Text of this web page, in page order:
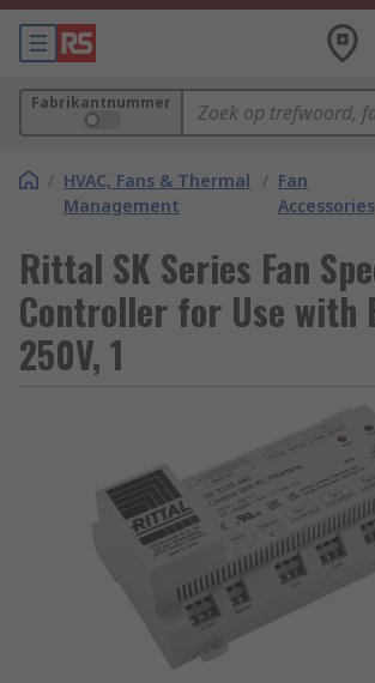
Fabrikantnummer
/ HVAC, Fans & Thermal
Management
/ Fan
Accessories
Rittal SK Series Fan
Controller for Use with
250V, 1